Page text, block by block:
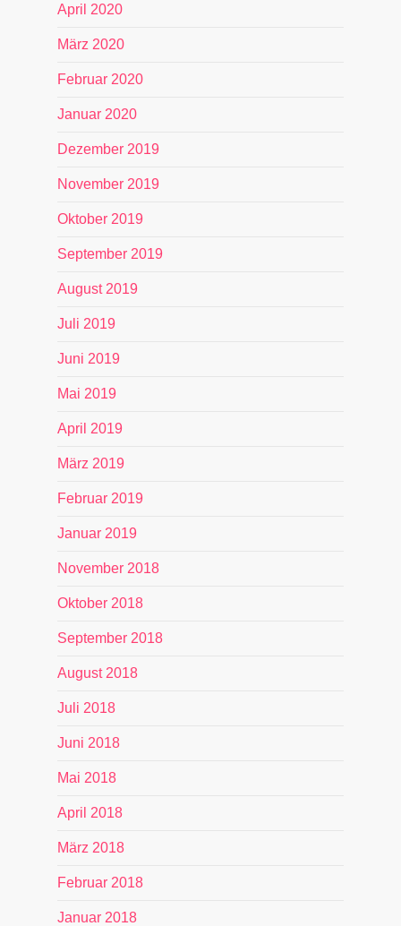
April 2020
März 2020
Februar 2020
Januar 2020
Dezember 2019
November 2019
Oktober 2019
September 2019
August 2019
Juli 2019
Juni 2019
Mai 2019
April 2019
März 2019
Februar 2019
Januar 2019
November 2018
Oktober 2018
September 2018
August 2018
Juli 2018
Juni 2018
Mai 2018
April 2018
März 2018
Februar 2018
Januar 2018